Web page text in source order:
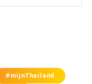
#mijnThailand